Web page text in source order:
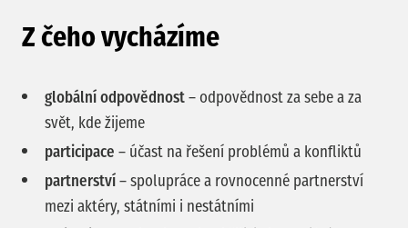
Z čeho vycházíme
globální odpovědnost – odpovědnost za sebe a za
svět, kde žijeme
participace – účast na řešení problémů a konfliktů
partnerství – spolupráce a rovnocenné partnerství
mezi aktéry, státními i nestátními